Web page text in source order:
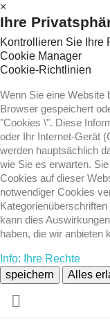
×
Ihre
Kontrollieren Sie Ihre
Cookie Manager
Cookie-Richtlinien
Wenn Sie eine Website
Browser gespeichert
"Cookies \". Diese
oder Ihr Internet-Gerät
werden hauptsächlich
wie Sie es erwarten.
Cookies auf dieser
notwendiger Cookies
kann dies
haben, die wir anbieten
Info: Ihre Rechte
speichern
Alles
